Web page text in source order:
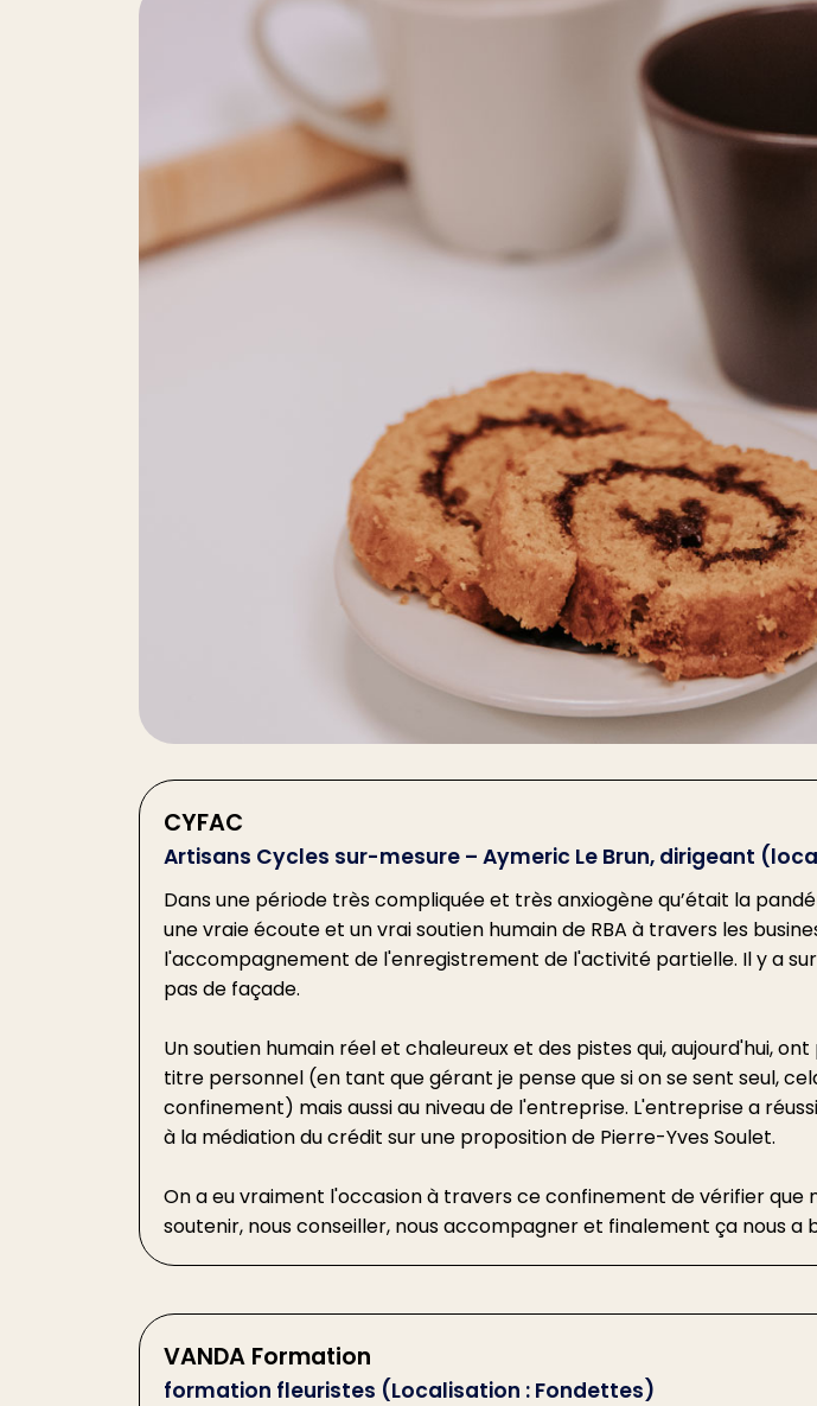
CYFAC
Artisans Cycles sur-mesure – Aymeric Le Brun, dirigeant
Dans une période très compliquée et très anxiogène qu’était la
une vraie écoute et un vrai soutien humain de RBA à travers les
l'accompagnement de l'enregistrement de l'activité partielle. Il y a
pas de façade.
Un soutien humain réel et chaleureux et des pistes qui, aujourd'hui,
titre personnel (en tant que gérant je pense que si on se sent seul,
confinement) mais aussi au niveau de l'entreprise. L'entreprise a
à la médiation du crédit sur une proposition de Pierre-Yves Soulet.
On a eu vraiment l'occasion à travers ce confinement de vérifier
soutenir, nous conseiller, nous accompagner et finalement ça nous a
VANDA Formation
formation fleuristes (Localisation : Fondettes)